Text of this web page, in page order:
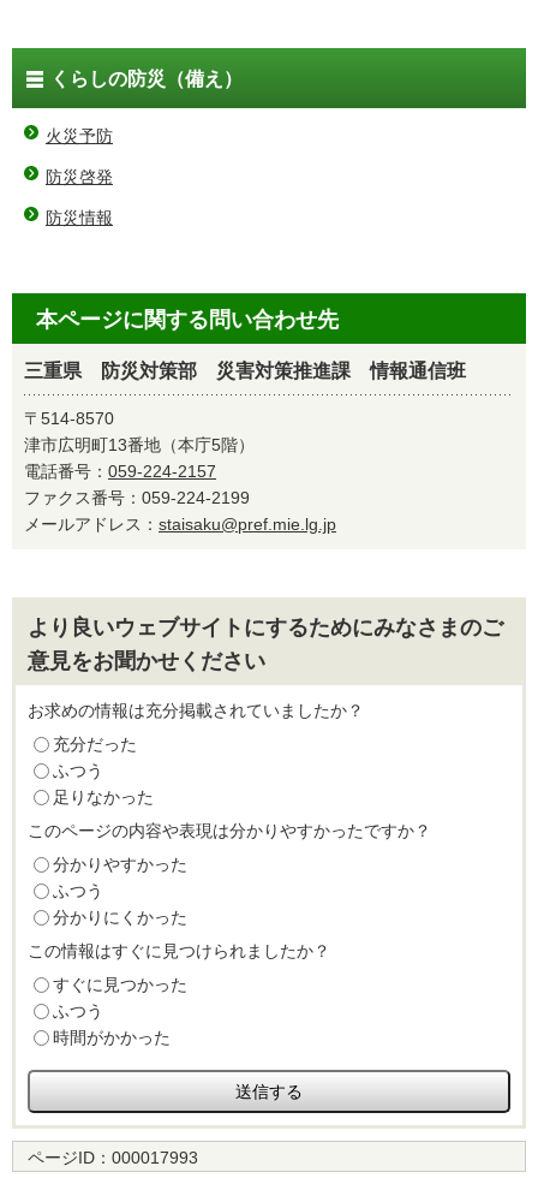
くらしの防災（備え）
火災予防
防災啓発
防災情報
本ページに関する問い合わせ先
三重県 防災対策部 災害対策推進課 情報通信班
〒514-8570
津市広明町13番地（本庁5階）
電話番号： 059-224-2157
ファクス番号：059-224-2199
メールアドレス： staisaku@pref.mie.lg.jp
より良いウェブサイトにするためにみなさまのご
意見をお聞かせください
お求めの情報は充分掲載されていましたか？
充分だった
ふつう
足りなかった
このページの内容や表現は分かりやすかったですか？
分かりやすかった
ふつう
分かりにくかった
この情報はすぐに見つけられましたか？
すぐに見つかった
ふつう
時間がかかった
ページID： 000017993